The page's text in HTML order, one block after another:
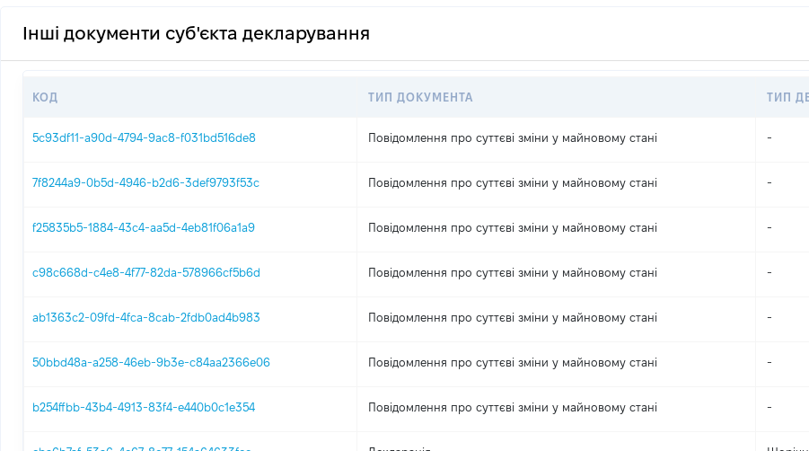
Інші документи суб'єкта декларування
КОД ТИП ДОКУМЕНТА ТИП
5c93df11-a90d-4794-9ac8-f031bd516de8 Повідомлення про суттєві зміни y майновому стані -
7f8244a9-0b5d-4946-b2d6-3def9793f53c Повідомлення про суттєві зміни y майновому стані -
f25835b5-1884-43c4-aa5d-4eb81f06a1a9 Повідомлення про суттєві зміни y майновому стані -
c98c668d-c4e8-4f77-82da-578966cf5b6d Повідомлення про суттєві зміни y майновому стані -
ab1363c2-09fd-4fca-8cab-2fdb0ad4b983 Повідомлення про суттєві зміни y майновому стані -
50bbd48a-a258-46eb-9b3e-c84aa2366e06 Повідомлення про суттєві зміни y майновому стані -
b254ffbb-43b4-4913-83f4-e440b0c1e354 Повідомлення про суттєві зміни y майновому стані -